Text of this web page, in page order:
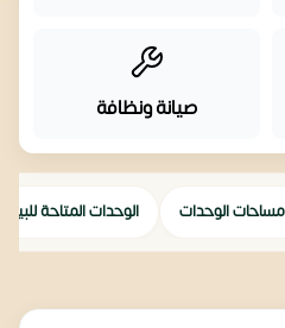
صيانة ونظافة
الوحدات الوحدات المتاحة للبيع